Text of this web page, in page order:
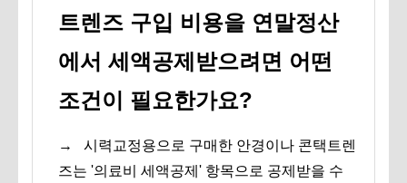
트렌즈 구입 비용을 연말정산
에서 세액공제받으려면 어떤
조건이 필요한가요?
→
시력교정용으로 구매한 안경이나 콘택트렌
즈는 '의료비 세액공제' 항목으로 공제받을 수